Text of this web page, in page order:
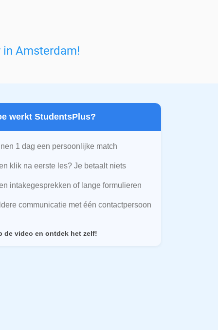
Amsterdam!
werkt StudentsPlus?
1 dag een persoonlijke match
klik na eerste les? Je betaalt niets
intakegesprekken of lange formulieren
communicatie met één contactpersoon
de video en ontdek het zelf!